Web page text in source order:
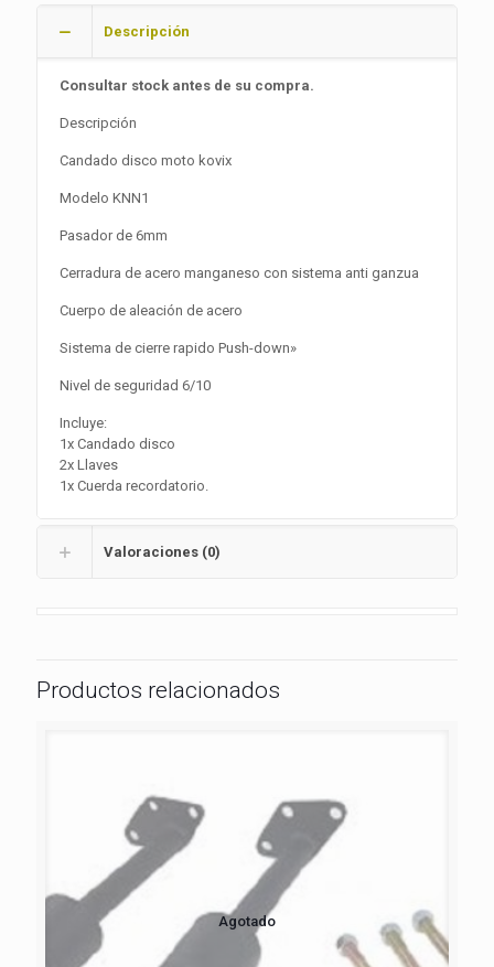
Descripción
Consultar stock antes de su compra.
Descripción
Candado disco moto kovix
Modelo KNN1
Pasador de 6mm
Cerradura de acero manganeso con sistema anti ganzua
Cuerpo de aleación de acero
Sistema de cierre rapido Push-down»
Nivel de seguridad 6/10
Incluye:
1x Candado disco
2x Llaves
1x Cuerda recordatorio.
Valoraciones (0)
Productos relacionados
Agotado